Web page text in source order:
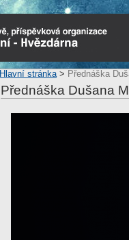
Hlavní stránka> Přednáška
Přednáška Dušana